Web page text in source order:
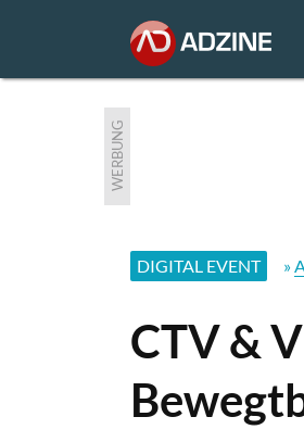
WERBUNG
DIGITAL EVENT »
CTV &